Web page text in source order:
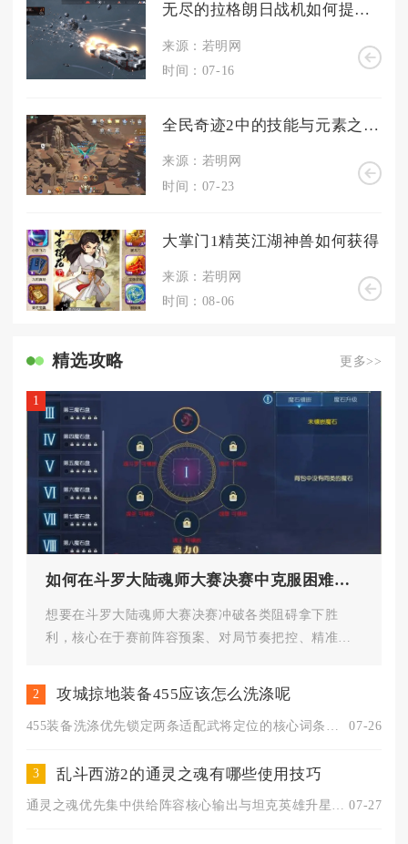
无尽的拉格朗日战机如何提高作战效率
来源：若明网
时间：07-16
全民奇迹2中的技能与元素之间有何样的对应关系
来源：若明网
时间：07-23
大掌门1精英江湖神兽如何获得
来源：若明网
时间：08-06
精选攻略 更多>>
1
如何在斗罗大陆魂师大赛决赛中克服困难取得胜利
想要在斗罗大陆魂师大赛决赛冲破各类阻碍拿下胜
利，核心在于赛前阵容预案、对局节奏把控、精准目
2 攻城掠地装备455应该怎么洗涤呢
07-26
3 乱斗西游2的通灵之魂有哪些使用技巧
07-27